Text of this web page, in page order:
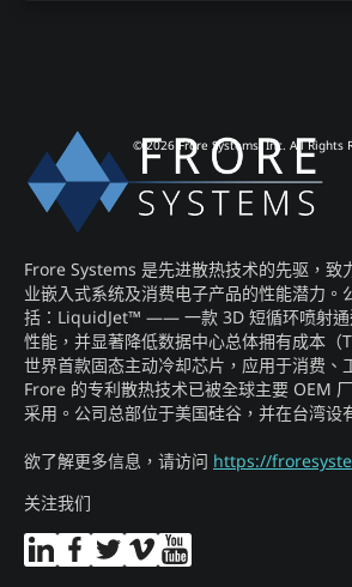
Frore Systems 是先进散热技术的先驱，致
业嵌入式系统及消费电子产品的性能潜力。
括：LiquidJet™ —— 一款 3D 短循环喷射通
性能，并显著降低数据中心总体拥有成本（
世界首款固态主动冷却芯片，应用于消费、
Frore 的专利散热技术已被全球主要 OEM
采用。公司总部位于美国硅谷，并在台湾设
欲了解更多信息，请访问 https://
关注我们
© 2026 Frore Systems, Inc. All Rights